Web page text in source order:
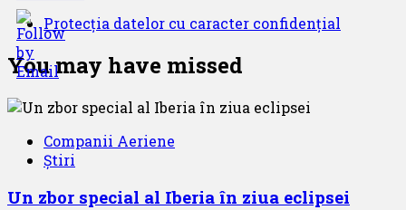
Protecția datelor cu caracter confidențial
You may have missed
Companii Aeriene
Știri
Un zbor special al Iberia în ziua eclipsei